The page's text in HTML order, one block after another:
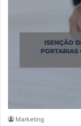
Marketing